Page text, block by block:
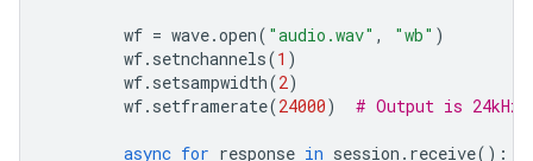
wf = wave.open( "audio.wav" , "wb" )
wf. setnchannels(1 )
wf. setsampwidth(2)
wf. setframerate(24000) # Output is 24kHz
async for response in session . receive():